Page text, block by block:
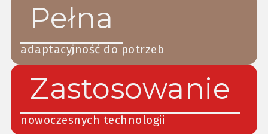
Pełna
adaptacyjność do potrzeb
Zastosowanie
nowoczesnych technologii